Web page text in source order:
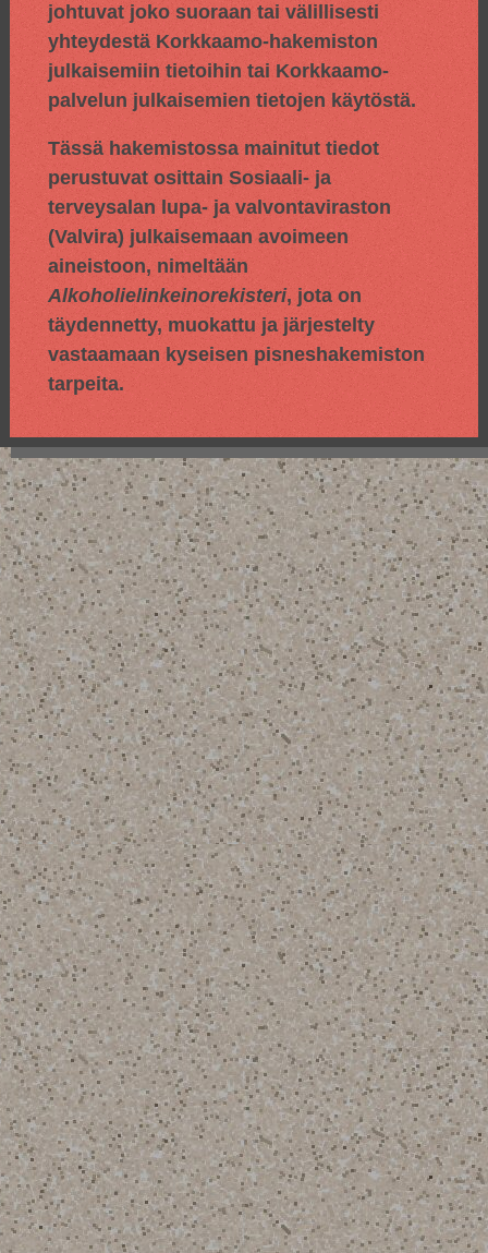
johtuvat joko suoraan tai välillisesti
yhteydestä Korkkaamo-hakemiston
julkaisemiin tietoihin tai Korkkaamo-
palvelun julkaisemien tietojen käytöstä.
Tässä hakemistossa mainitut tiedot
perustuvat osittain Sosiaali- ja
terveysalan lupa- ja valvontaviraston
(Valvira) julkaisemaan avoimeen
aineistoon, nimeltään
Alkoholielinkeinorekisteri, jota on
täydennetty, muokattu ja järjestelty
vastaamaan kyseisen pisneshakemiston
tarpeita.